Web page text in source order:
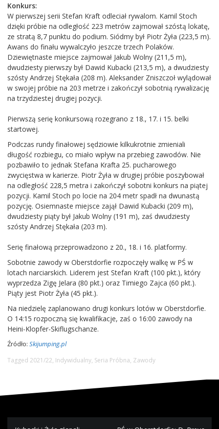
Konkurs:
W pierwszej serii Stefan Kraft odleciał rywalom. Kamil Stoch
dzięki próbie na odległość 223 metrów zajmował szóstą lokatę,
ze stratą 8,7 punktu do podium. Siódmy był Piotr Żyła (223,5 m).
Awans do finału wywalczyło jeszcze trzech Polaków.
Dziewiętnaste miejsce zajmował Jakub Wolny (211,5 m),
dwudziesty pierwszy był Dawid Kubacki (213,5 m), a dwudziesty
szósty Andrzej Stękała (208 m). Aleksander Zniszczoł wylądował
w swojej próbie na 203 metrze i zakończył sobotnią rywalizację
na trzydziestej drugiej pozycji.
Pierwszą serię konkursową rozegrano z 18., 17. i 15. belki
startowej.
Podczas rundy finałowej sędziowie kilkukrotnie zmieniali
długość rozbiegu, co miało wpływ na przebieg zawodów. Nie
pozbawiło to jednak Stefana Krafta 25. pucharowego
zwycięstwa w karierze. Piotr Żyła w drugiej próbie poszybował
na odległość 228,5 metra i zakończył sobotni konkurs na piątej
pozycji. Kamil Stoch po locie na 204 metr spadł na dwunastą
pozycję. Osiemnaste miejsce zajął Dawid Kubacki (209 m),
dwudziesty piąty był Jakub Wolny (191 m), zaś dwudziesty
szósty Andrzej Stękała (203 m).
Serię finałową przeprowadzono z 20., 18. i 16. platformy.
Sobotnie zawody w Oberstdorfie rozpoczęły walkę w PŚ w
lotach narciarskich. Liderem jest Stefan Kraft (100 pkt.), który
wyprzedza Zigę Jelara (80 pkt.) oraz Timiego Zajca (60 pkt.).
Piąty jest Piotr Żyła (45 pkt.).
Na niedzielę zaplanowano drugi konkurs lotów w Oberstdorfie.
O 14:15 rozpoczną się kwalifikacje, zaś o 16:00 zawody na
Heini-Klopfer-Skiflugschanze.
Źródło: Skijumping.pl
Tagged 2021/22, Indywidualny, Seria Próbna, Zawody